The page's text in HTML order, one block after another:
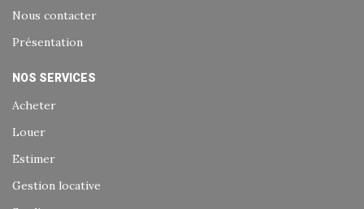
Nous contacter
Présentation
NOS SERVICES
Acheter
Louer
Estimer
Gestion locative